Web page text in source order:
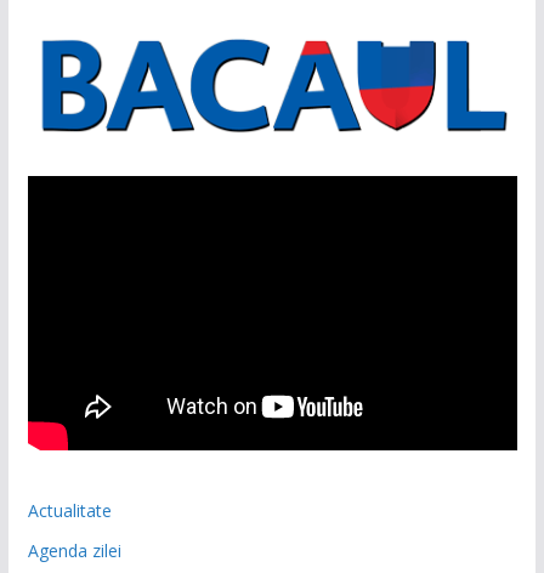
Actualitate
Agenda zilei